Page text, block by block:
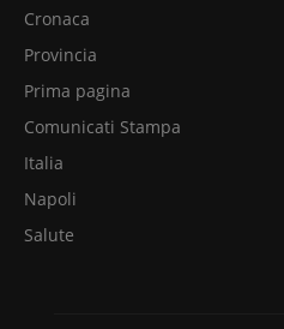
Cronaca
Provincia
Prima pagina
Comunicati Stampa
Italia
Napoli
Salute